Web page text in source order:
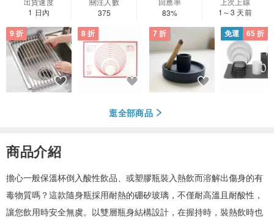
1 日內
375
83%
1～3 天前
9 折 8 折 7 折 免運 65 折
逛全部商品
商品介紹
擔心一般保溫杯倒入酸性飲品、或塑膠瓶裝入熱飲而溶解出傷身的有
毒物質嗎？這款隨身瓶採用耐熱的硼矽玻璃，不僅耐高溫且耐酸性，
讓您飲用時安全無虞。以雙層瓶身結構設計，在握持時，裝熱飲時也